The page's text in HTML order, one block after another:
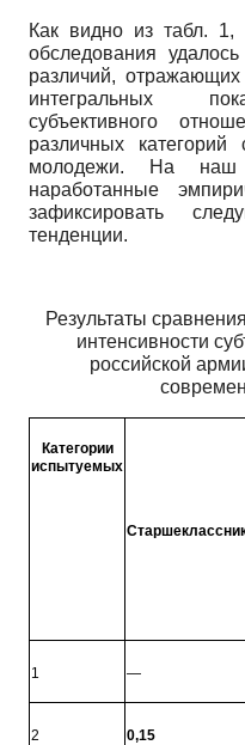
Как видно из табл. 1,
обследования
различий,
интегральных
субъективного
различных категорий
молодежи. На
наработанные
зафиксировать
тенденции.
Результаты
интенсивности
российской
Категории
испытуемых
1 —
2 0,15